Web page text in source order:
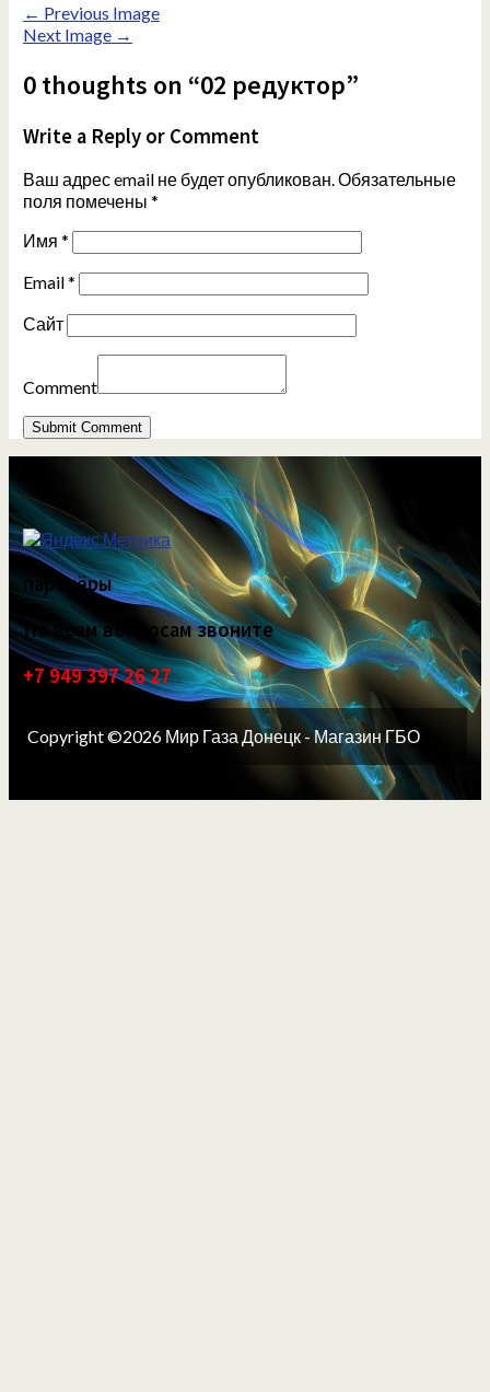
← Previous Image
Next Image →
0 thoughts on “02 редуктор”
Write a Reply or Comment
Ваш адрес email не будет опубликован.Обязательные
поля помечены *
Имя *
Email*
Сайт
Comment
партнёры
По всем вопросам звоните
+7 949 397 26 27
Copyright ©2026 Мир Газа Донецк - Магазин ГБО